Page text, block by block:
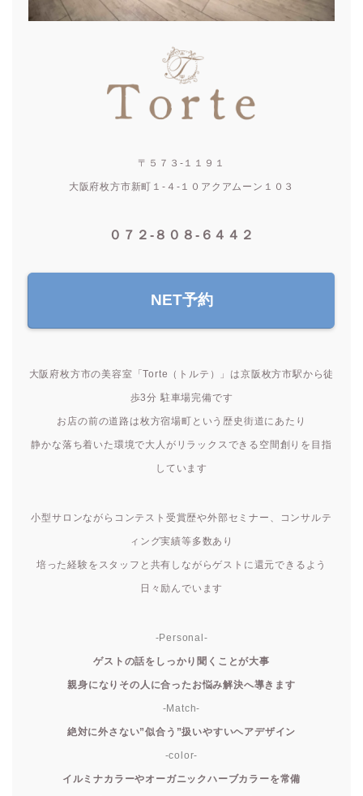
〒５７３-１１９１
大阪府枚方市新町１-４-１０アクアムーン１０３
０７２-８０８-６４４２
NET予約
大阪府枚方市の美容室「Torte（トルテ）」は京阪枚方市駅から徒
歩3分 駐車場完備です
お店の前の道路は枚方宿場町という歴史街道にあたり
静かな落ち着いた環境で大人がリラックスできる空間創りを目指
しています
小型サロンながらコンテスト受賞歴や外部セミナー、コンサルテ
ィング実績等多数あり
培った経験をスタッフと共有しながらゲストに還元できるよう
日々励んでいます
-Personal-
ゲストの話をしっかり聞くことが大事
親身になりその人に合ったお悩み解決へ導きます
-Match-
絶対に外さない”似合う”扱いやすいヘアデザイン
-color-
イルミナカラーやオーガニックハーブカラーを常備